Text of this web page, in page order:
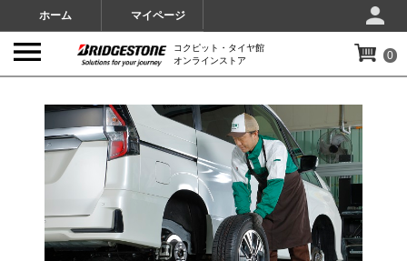
ホーム マイページ
コクピット・タイヤ館
オンラインストア
0